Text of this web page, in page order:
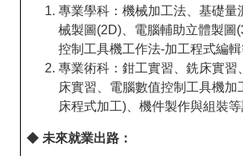
專業學科：機械加工法、基礎量
械製圖(2D)、電腦輔助立體製圖
控制工具機工作法-加工程式編輯
專業術科：鉗工實習、銑床實習
床實習、電腦數值控制工具機加
床程式加工)、機件製作與組裝等
◆未來就業出路：